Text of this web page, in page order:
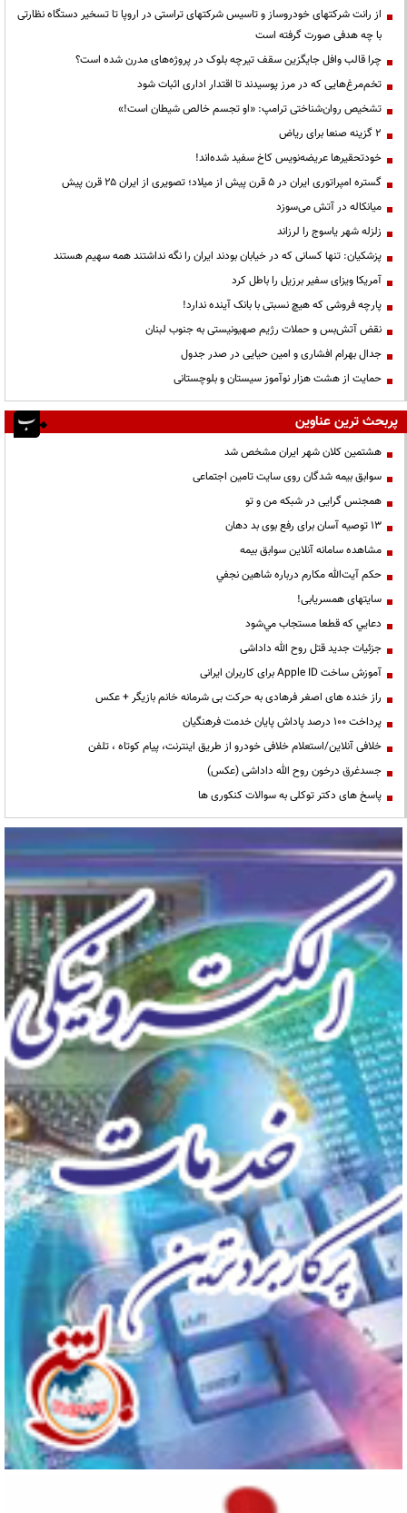
از رانت‌ شرکتهای خودروساز و تاسیس شرکتهای تراستی در اروپا تا تسخیر دستگاه نظارتی
با چه هدفی صورت گرفته است
چرا قالب وافل جایگزین سقف تیرچه بلوک در پروژه‌های مدرن شده است؟
تخم‌مرغ‌هایی که در مرز پوسیدند تا اقتدار اداری اثبات شود
تشخیص روان‌شناختی ترامپ: «او تجسم خالص شیطان است!»
۲ گزینه صنعا برای ریاض
خودتحقیرها عریضه‌نویس کاخ سفید شده‌اند!
گستره امپراتوری ایران در ۵ قرن پیش از میلاد؛ تصویری از ایران ۲۵ قرن پیش
میانکاله در آتش می‌سوزد
زلزله شهر یاسوج را لرزاند
پزشکیان: تنها کسانی که در خیابان بودند ایران را نگه نداشتند همه سهیم هستند
آمریکا ویزای سفیر برزیل را باطل کرد
پارچه فروشی که هیچ نسبتی با بانک آینده ندارد!
نقض آتش‌بس و حملات رژیم صهیونیستی به جنوب لبنان
جدال بهرام افشاری و امین حیایی در صدر جدول
حمایت از هشت هزار نوآموز سیستان و بلوچستانی
پربحث ترین عناوین
هشتمین کلان شهر ایران مشخص شد
سوابق بیمه شدگان روی سایت تامین اجتماعی
همجنس گرایی در شبکه من و تو
13 توصیه آسان برای رفع بوی بد دهان
مشاهده سامانه آنلاين سوابق بیمه
حكم آيت‌الله مكارم درباره شاهين نجفي
سایتهای همسریابی!
دعايي كه قطعا مستجاب مي‌شود
جزئیات جدید قتل روح الله داداشی
آموزش ساخت Apple ID برای کاربران ایرانی
راز خنده های اصغر فرهادی به حرکت بی شرمانه خانم بازیگر + عکس
پرداخت ۱۰۰ درصد پاداش پایان خدمت فرهنگیان
خلافی آنلاین/استعلام خلافی خودرو از طریق اینترنت، پیام کوتاه ، تلفن
جسدغرق درخون روح الله داداشی (عکس)
پاسخ های دکتر توکلی به سوالات کنکوری ها